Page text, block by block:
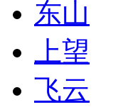
东山
上望
飞云